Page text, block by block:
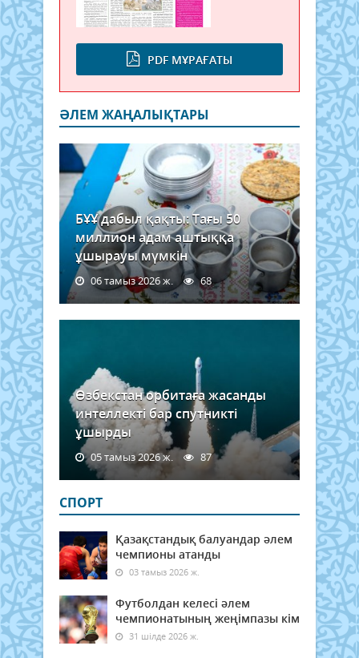
PDF МҰРАҒАТЫ
ӘЛЕМ ЖАҢАЛЫҚТАРЫ
БҰҰ дабыл қақты: Тағы 50
миллион адам аштыққа
ұшырауы мүмкін
06 тамыз 2026 ж. 68
Өзбекстан орбитаға жасанды
интеллекті бар спутникті
ұшырды
05 тамыз 2026 ж. 87
СПОРТ
Қазақстандық балуандар әлем
чемпионы атанды
03 тамыз 2026 ж.
Футболдан келесі әлем
чемпионатының жеңімпазы кім
31 шілде 2026 ж.